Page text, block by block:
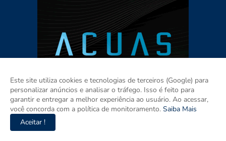
Este site utiliza cookies e tecnologias de terceiros (Google) para
personalizar anúncios e analisar o tráfego. Isso é feito para
garantir e entregar a melhor experiência ao usuário. Ao acessar,
você concorda com a política de monitoramento. Saiba Mais
Aceitar !